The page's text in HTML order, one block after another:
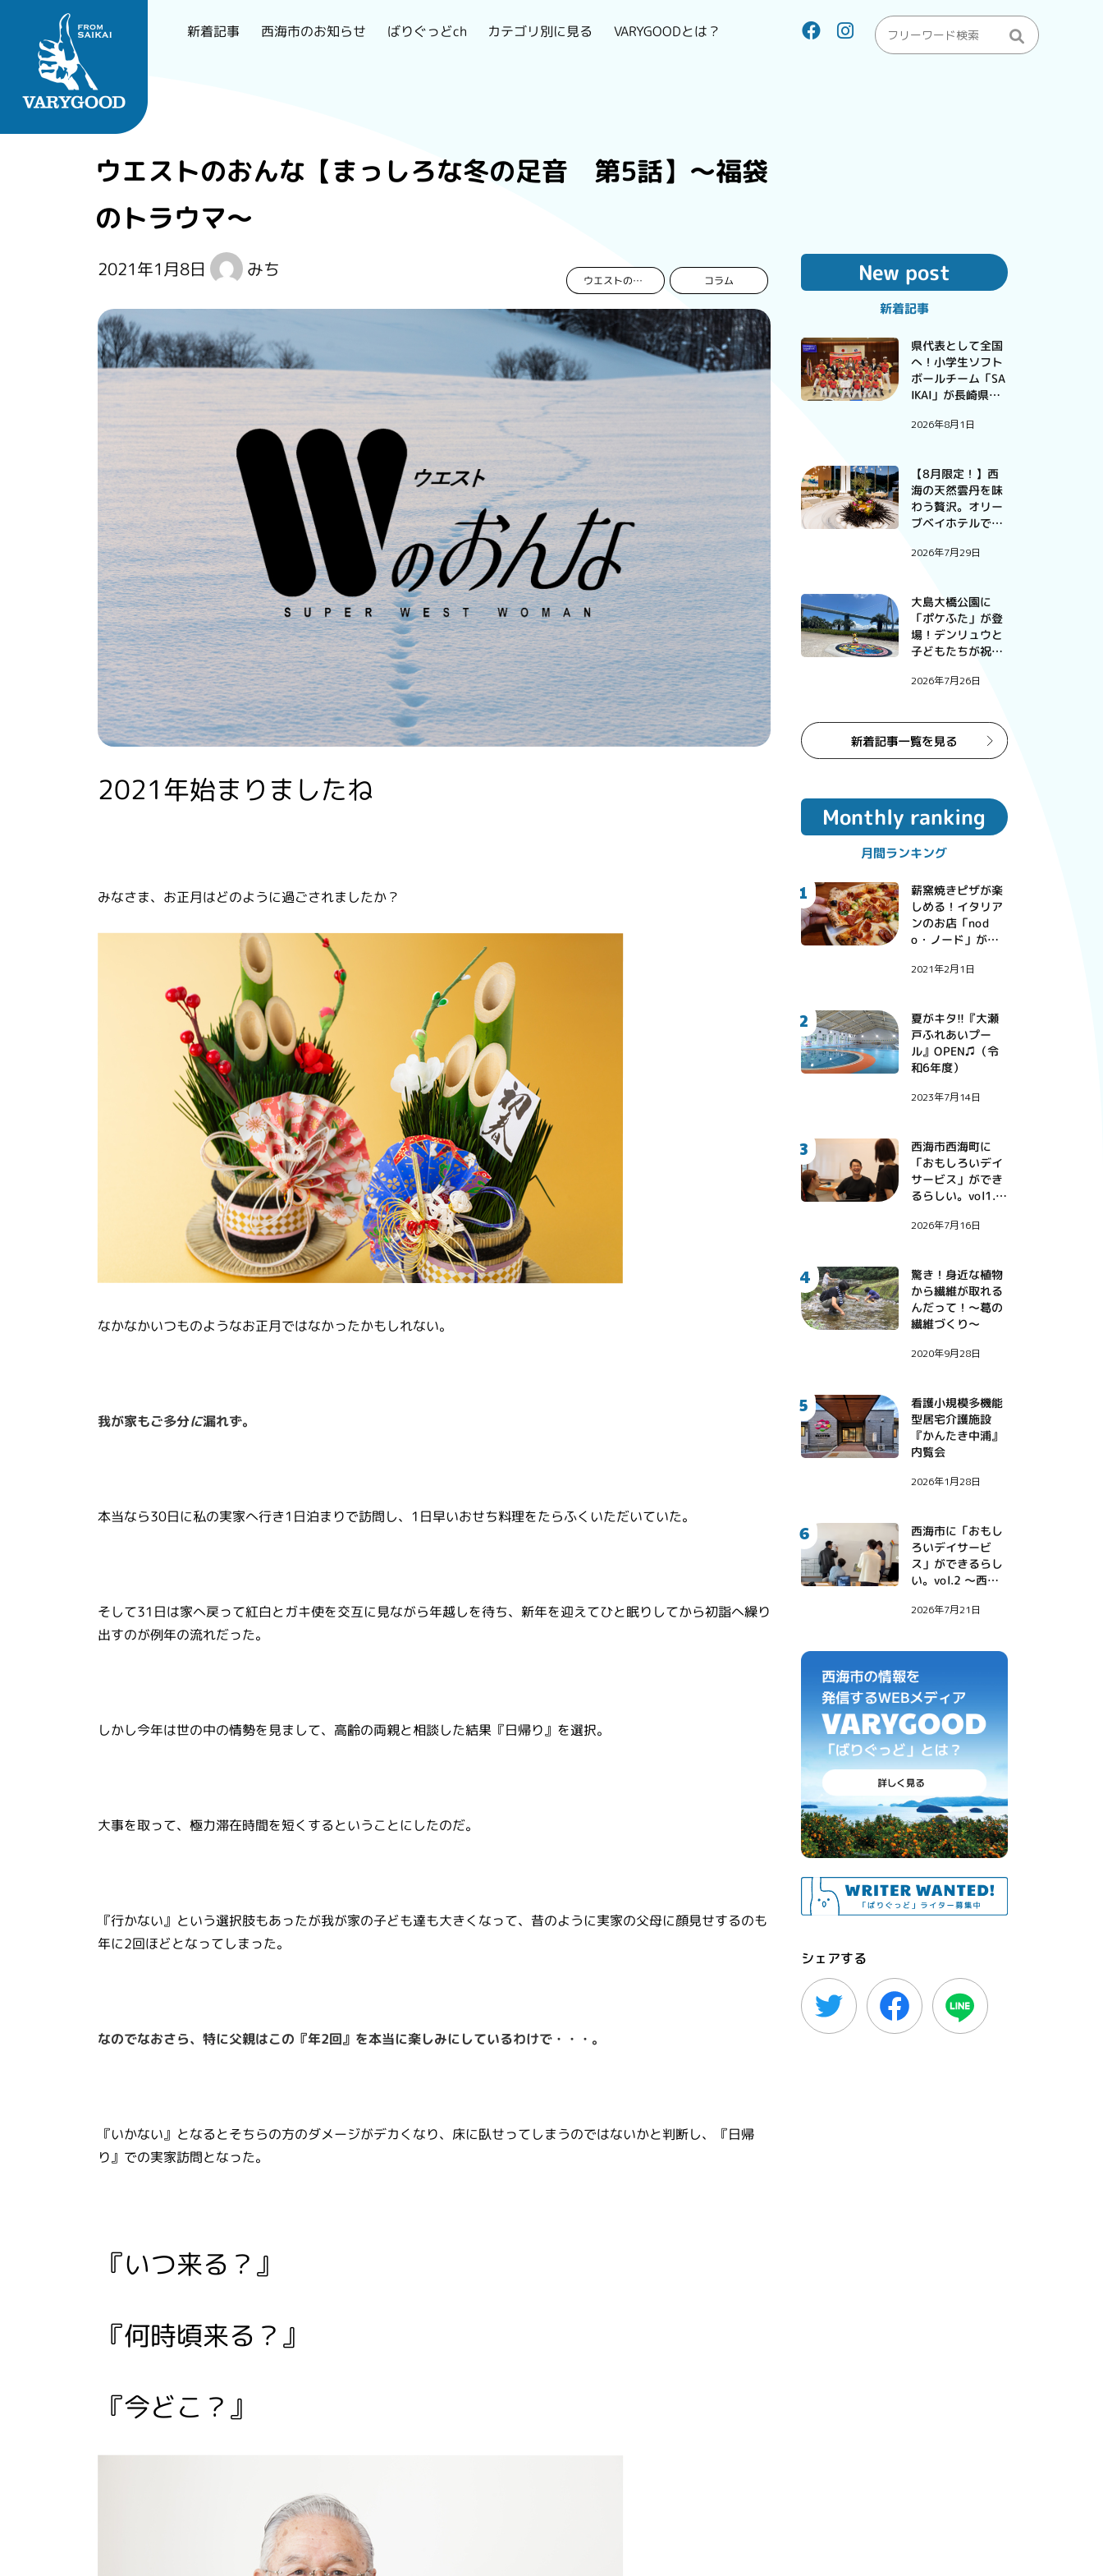
長崎で一番刺さるロー
新着記事 西海市のお知らせ ばりぐっどch カテゴリ別に見る VARYGOODとは？
ウエストのおんな【まっしろな冬の足音 第5話】～福袋
のトラウマ～
2021年1月8日 みち
ウエストのおんな コラム
2021年始まりましたね
みなさま、お正月はどのように過ごされましたか？
なかなかいつものようなお正月ではなかったかもしれない。
我が家もご多分に漏れず。
本当なら30日に私の実家へ行き1日泊まりで訪問し、1日早いおせち料理をたらふくいただいていた。
そして31日は家へ戻って紅白とガキ使を交互に見ながら年越しを待ち、新年を迎えてひと眠りしてから初詣へ繰り
出すのが例年の流れだった。
しかし今年は世の中の情勢を見まして、高齢の両親と相談した結果『日帰り』を選択。
大事を取って、極力滞在時間を短くするということにしたのだ。
『行かない』という選択肢もあったが我が家の子ども達も大きくなって、昔のように実家の父母に顔見せするのも
年に2回ほどとなってしまった。
なのでなおさら、特に父親はこの『年2回』を本当に楽しみにしているわけで・・・。
『いかない』となるとそちらの方のダメージがデカくなり、床に臥せってしまうのではないかと判断し、『日帰
り』での実家訪問となった。
『いつ来る？』
『何時頃来る？』
『今どこ？』
New post
新着記事
県代表として全国
へ！小学生ソフト
ボールチーム「SA
IKAI」が長崎県予
2026年8月1日
【8月限定！】西
海の天然雲丹を味
わう贅沢。オリー
ブベイホテルで過
の特別な一夜。
2026年7月29日
大島大橋公園に
「ポケふた」が登
場！デンリュウと
子どもたちが祝っ
2026年7月26日
Monthly ranking
月間ランキング
1
薪窯焼きピザが楽
しめる！イタリア
ンのお店「nod
o・ノード」が西
2021年2月1日
2 夏がキタ!!『大瀬
戸ふれあいプー
ル』OPEN♫（令
和6年度）
2023年7月14日
3 西海市西海町に
「おもしろいデイ
サービス」ができ
るらしい。vol1.
する診療看護師・
2026年7月16日
4
驚き！身近な植物
から繊維が取れる
んだって！〜葛の
繊維づくり〜
2020年9月28日
5 看護小規模多機能
型居宅介護施設
『かんたき中浦』
内覧会
2026年1月28日
6 西海市に「おもし
ろいデイサービ
ス」ができるらし
い。vol.2 〜西海
がやってきた！〜
2026年7月21日
シェアする